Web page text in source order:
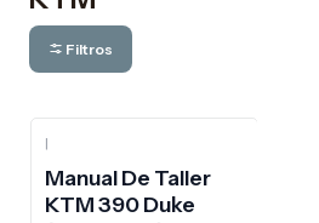
Filtros
|
Manual De Taller
KTM 390 Duke